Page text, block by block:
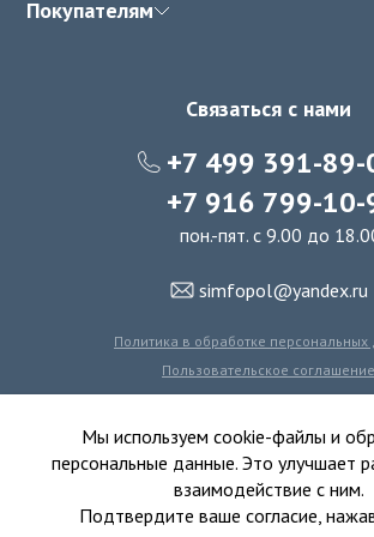
Покупателям
Связаться с нами
+7 499 391-89-
+7 916 799-10-
пон.-пят. с 9.00 до
simfopol@yandex.ru
Политика в обработке
Пользовательское соглашение
Политика использования файлов
© 2016-2026 Симфония Пола -
ковролина, линолеума, виниловых полов и
Мы используем cookie-файлы и
персональные данные. Это улучшает
взаимодействие с ним.
Подтвердите ваше согласие,